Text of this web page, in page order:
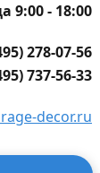
9:00 - 18:00
278-07-56
737-56-33
decor.ru